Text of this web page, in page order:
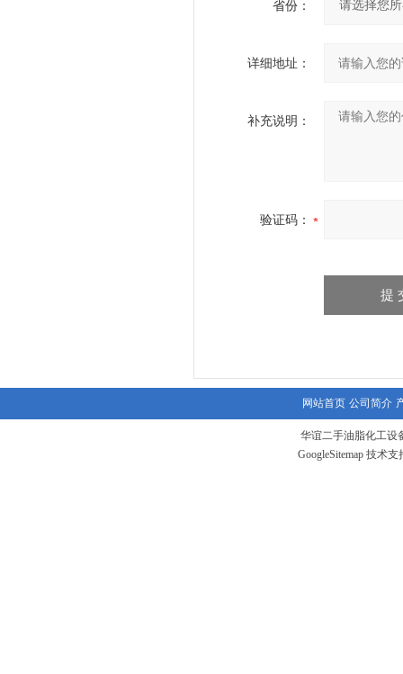
省份：
详细地址：
补充说明：
验证码：
网站首页 公司简介
华谊二手油脂化工设
GoogleSitemap 技术支